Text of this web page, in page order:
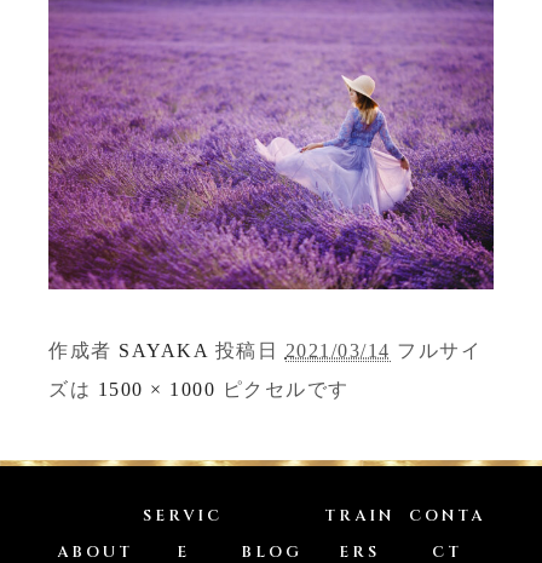
作成者 SAYAKA 投稿日 2021/03/14 フルサイ
ズは 1500 × 1000 ピクセルです
ABOUT
SERVIC
E
BLOG
TRAIN
ERS
CONTA
CT